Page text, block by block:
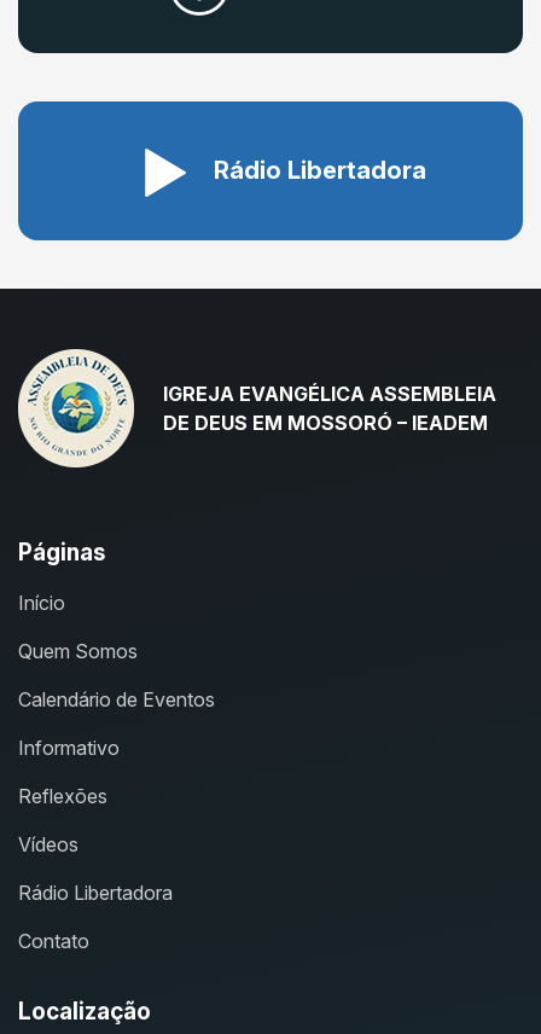
Rádio Libertadora
IGREJA EVANGÉLICA ASSEMBLEIA
DE DEUS EM MOSSORÓ – IEADEM
Páginas
Início
Quem Somos
Calendário de Eventos
Informativo
Reflexões
Vídeos
Rádio Libertadora
Contato
Localização